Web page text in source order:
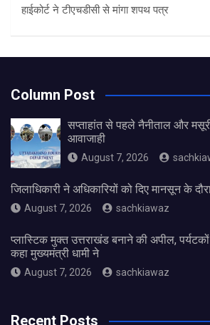
हाईकोर्ट ने टीएचडीसी से मांगा शपथ पत्र
Column Post
सप्ताहांत से पहले नैनीताल और
आवाजाही
August 7, 2026
जिलाधिकारी ने अधिकारियों को दिए मानसून के
August 7, 2026 sachkiawaz
प्लास्टिक मुक्त उत्तराखंड बनाने की अपील, पर्यटकों
कहा मुख्यमंत्री धामी ने
August 7, 2026 sachkiawaz
Recent Posts